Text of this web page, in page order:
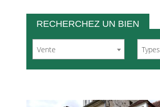
RECHERCHEZ UN BIEN
Vente Types